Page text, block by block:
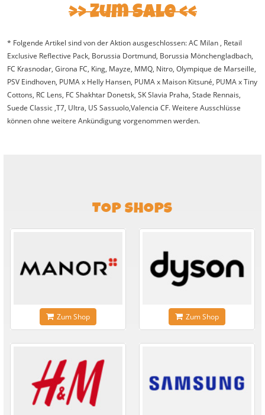
Zum Sale
* Folgende Artikel sind von der Aktion ausgeschlossen: AC Milan , Retail
Exclusive Reflective Pack, Borussia Dortmund, Borussia Mönchengladbach,
FC Krasnodar, Girona FC, King, Mayze, MMQ, Nitro, Olympique de Marseille,
PSV Eindhoven, PUMA x Helly Hansen, PUMA x Maison Kitsuné, PUMA x Tiny
Cottons, RC Lens, FC Shakhtar Donetsk, SK Slavia Praha, Stade Rennais,
Suede Classic ,T7, Ultra, US Sassuolo,Valencia CF. Weitere Ausschlüsse
können ohne weitere Ankündigung vorgenommen werden.
TOP SHOPS
Zum Shop Zum Shop